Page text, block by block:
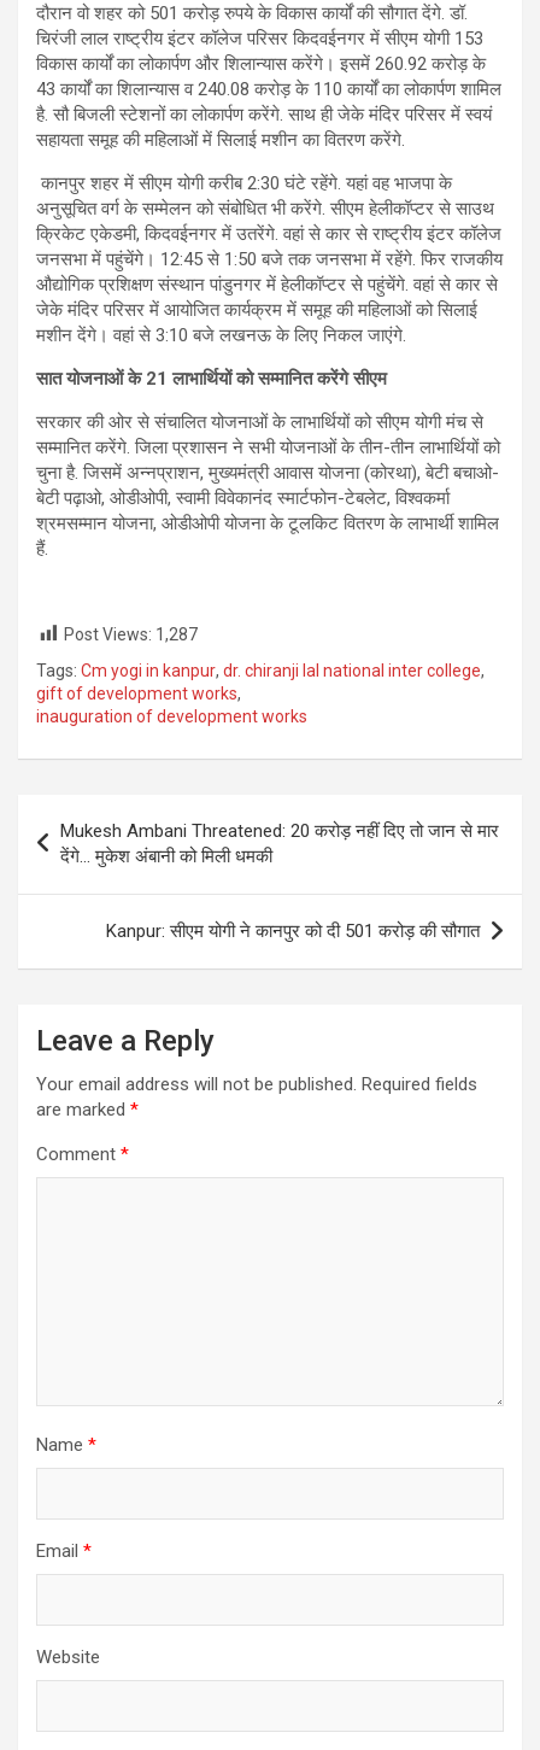
दौरान वो शहर को 501 करोड़ रुपये के विकास कार्यों की सौगात देंगे. डॉ.
चिरंजी लाल राष्ट्रीय इंटर कॉलेज परिसर किदवईनगर में सीएम योगी 153
विकास कार्यों का लोकार्पण और शिलान्यास करेंगे। इसमें 260.92 करोड़ के
43 कार्यों का शिलान्यास व 240.08 करोड़ के 110 कार्यों का लोकार्पण शामिल
है. सौ बिजली स्टेशनों का लोकार्पण करेंगे. साथ ही जेके मंदिर परिसर में स्वयं
सहायता समूह की महिलाओं में सिलाई मशीन का वितरण करेंगे.
कानपुर शहर में सीएम योगी करीब 2:30 घंटे रहेंगे. यहां वह भाजपा के
अनुसूचित वर्ग के सम्मेलन को संबोधित भी करेंगे. सीएम हेलीकॉप्टर से साउथ
क्रिकेट एकेडमी, किदवईनगर में उतरेंगे. वहां से कार से राष्ट्रीय इंटर कॉलेज
जनसभा में पहुंचेंगे। 12:45 से 1:50 बजे तक जनसभा में रहेंगे. फिर राजकीय
औद्योगिक प्रशिक्षण संस्थान पांडुनगर में हेलीकॉप्टर से पहुंचेंगे. वहां से कार से
जेके मंदिर परिसर में आयोजित कार्यक्रम में समूह की महिलाओं को सिलाई
मशीन देंगे। वहां से 3:10 बजे लखनऊ के लिए निकल जाएंगे.
सात योजनाओं के 21लाभार्थियों को सम्‍मानित करेंगे सीएम
सरकार की ओर से संचालित योजनाओं के लाभार्थियों को सीएम योगी मंच से
सम्मानित करेंगे. जिला प्रशासन ने सभी योजनाओं के तीन-तीन लाभार्थियों को
चुना है. जिसमें अन्नप्राशन, मुख्यमंत्री आवास योजना (कोरथा), बेटी बचाओ-
बेटी पढ़ाओ, ओडीओपी, स्वामी विवेकानंद स्मार्टफोन-टेबलेट, विश्वकर्मा
श्रमसम्मान योजना, ओडीओपी योजना के टूलकिट वितरण के लाभार्थी शामिल
हैं.
Post Views: 1,287
Tags: Cm yogi in kanpur, dr. chiranji lal national inter college,
gift of development works,
inauguration of development works
navigation
Mukesh Ambani Threatened: 20 करोड़ नहीं दिए तो जान से मार
देंगे… मुकेश अंबानी को मिली धमकी
Kanpur: सीएम योगी ने कानपुर को दी 501 करोड़ की सौगात
Leave a Reply
Your email address will not be published. Required fields
are marked *
Comment *
Name *
Email *
Website